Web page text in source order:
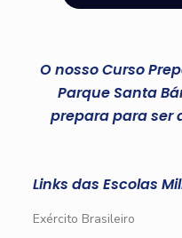
O nosso Curso
Parque Santa
prepara para ser
Links das Escolas
Exército Brasileiro